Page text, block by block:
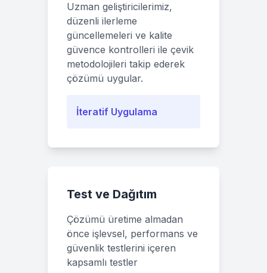
Uzman geliştiricilerimiz,
düzenli ilerleme
güncellemeleri ve kalite
güvence kontrolleri ile çevik
metodolojileri takip ederek
çözümü uygular.
İteratif Uygulama
Test ve Dağıtım
Çözümü üretime almadan
önce işlevsel, performans ve
güvenlik testlerini içeren
kapsamlı testler